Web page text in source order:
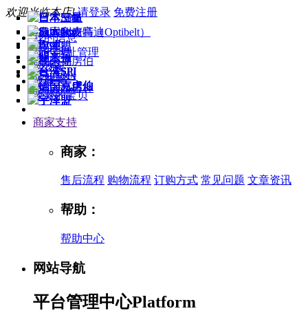
欢迎光临本店! 请登录 免费注册
我的信息
我的地址管理
购物车
收藏夹
收藏的宝贝
商家支持
商家：
售后流程 购物流程 订购方式 常见问题 文章资讯
帮助：
帮助中心
网站导航
平台管理中心Platform